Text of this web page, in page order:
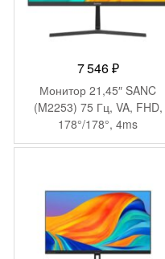
7 546₽
Монитор 21,45″ SANC
(M2253) 75 Гц, VA, FHD,
178°/178°, 4ms